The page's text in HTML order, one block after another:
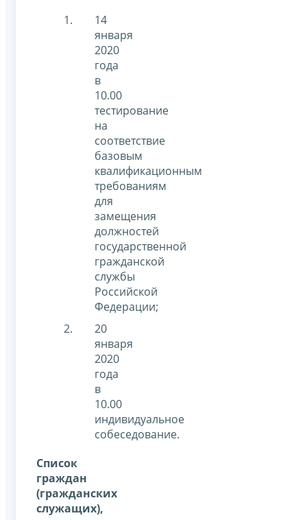
14
января
2020
года
в
10.00
тестирование
на
соответствие
базовым
квалификационным
требованиям
для
замещения
должностей
государственной
гражданской
службы
Российской
Федерации;
20
января
2020
года
в
10.00
индивидуальное
собеседование.
Список
граждан
(гражданских
служащих),